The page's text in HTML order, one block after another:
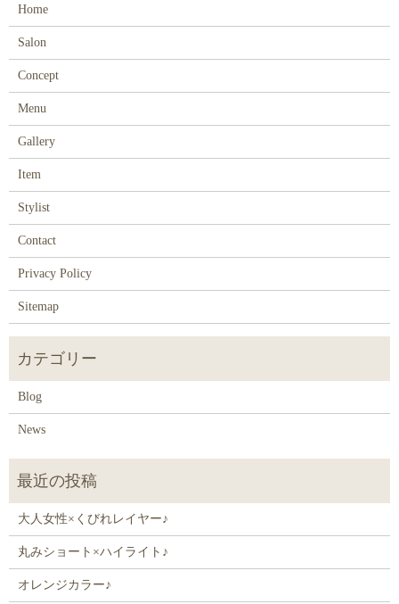
Home
Salon
Concept
Menu
Gallery
Item
Stylist
Contact
Privacy Policy
Sitemap
Blog
News
大人女性×くびれレイヤー♪
丸みショート×ハイライト♪
オレンジカラー♪